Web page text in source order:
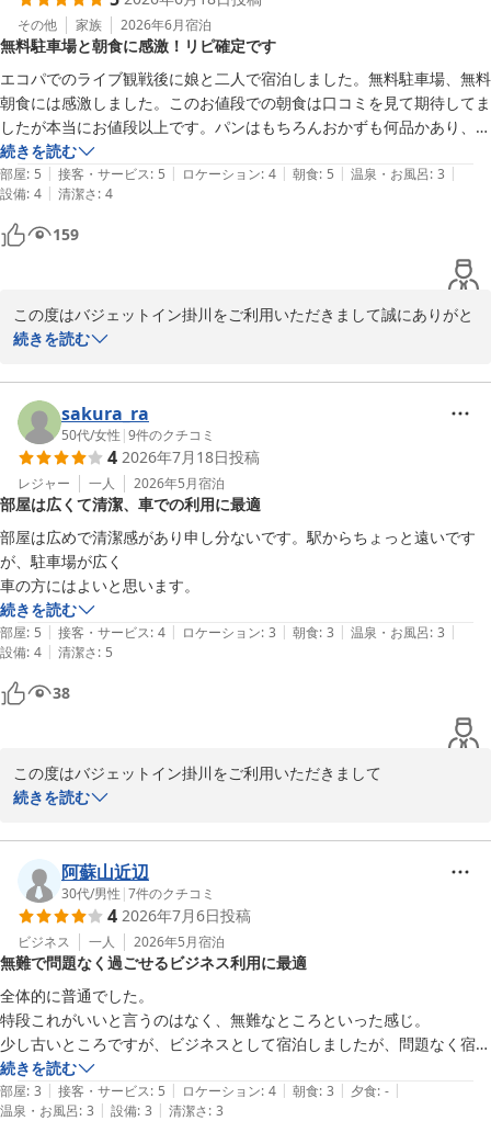
掛川へお越しの際は、ぜひまた当ホテルをご利用ください。
またのお越しをスタッフ一同、お待ちしております。
お忙しい中、ご投稿いただきありがとうございます。
バジェットイン掛川
バジェットイン掛川
2026-07-05
その他 家族 2026年6月宿泊
無料駐車場と朝食に感激！リピ確定です
エコパでのライブ観戦後に娘と二人で宿泊しました。無料駐車場、無料
朝食には感激しました。このお値段での朝食は口コミを見て期待してま
したが本当にお値段以上です。パンはもちろんおかずも何品かあり、白
飯の他にワカメご飯、ドリンクも何種類かあります。味噌汁も美味しか
ったです。スタッフが残りを確認して直ぐに足してました。チェックイ
ンした時にフロントにアメニティも置いてあります。次も絶対に宿泊し
ます。
続きを読む
部屋: 5 | 接客・サービス: 5 | ロケーション: 4 | 朝食: 5 | 温泉・お風呂: 3 |
設備: 4 | 清潔さ: 4
159
この度はバジェットイン掛川をご利用いただきまして誠にありがと
うございます。
き、重ねて御礼申し上げます。
朝食や駐車場につきまして、ご満足いただけたご様子を伺い大変嬉
しく思います。
特に朝食メニューやスタッフの対応についてお褒めの言葉をいただ
き、スタッフ一同励みになります。今後もお客様に快適にお過ごし
いただけるようサービス向上に努めてまいります。
当ホテルはエコパへも車で10分とアクセスしやすく、周辺には花鳥
園もございます。
いただいた貴重なご感想は、今後のより良いサービス提供の参考と
させていただきます。
またのご利用を心よりお待ちしております。
お忙しい中、ご投稿いただきありがとうございます。
バジェットイン掛川
2026-07-05
続きを読む
sakura_ra
50代/女性 |9件のクチコミ
4 2026年7月18日投稿
レジャー 一人 2026年5月宿泊
部屋は広くて清潔、車での利用に最適
部屋は広めで清潔感があり申し分ないです。駅からちょっと遠いです
が、駐車場が広く
車の方にはよいと思います。
続きを読む
部屋: 5 | 接客・サービス: 4 | ロケーション: 3 | 朝食: 3 | 温泉・お風呂: 3 |
設備: 4 | 清潔さ: 5
38
この度はバジェットイン掛川をご利用いただきまして
誠にありがとうございます。
しく思います。
当ホテルは、東名高速掛川ICより車１分という立地もあり、お車で
お越しのお客様には大変便利にご利用いただいております。駅から
は少々距離がございますが、駐車場を広く完備しておりますので、
今後も車でのご旅行の際にはぜひ当館をご利用ください。
今後もサービス向上に努めてまいります。
またのご来館をスタッフ一同、お待ちしております。
お忙しい中、ご投稿いただきありがとうございます。
バジェットイン掛川
バジェットイン掛川
続きを読む
阿蘇山近辺
30代/男性 |7件のクチコミ
4 2026年7月6日投稿
ビジネス 一人 2026年5月宿泊
無難で問題なく過ごせるビジネス利用に最適
全体的に普通でした。
特段これがいいと言うのはなく、無難なところといった感じ。
少し古いところですが、ビジネスとして宿泊しましたが、問題なく宿泊
できました。
接客も良かったです。
続きを読む
部屋: 3 | 接客・サービス: 5 | ロケーション: 4 | 朝食: 3 | 夕食: - |
温泉・お風呂: 3 | 設備: 3 | 清潔さ: 3